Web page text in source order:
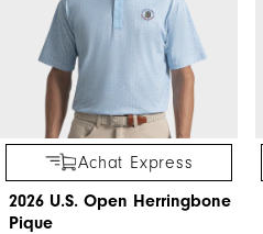
Achat Express
2026 U.S. Open Herringbone
Pique